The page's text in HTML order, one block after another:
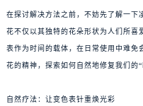
在探讨解决方法之前，不妨先了解一下
花不仅以其独特的花朵形状为人们所喜
表作为时间的载体，在日常使用中难免
花的精神，探索如何自然地修复我们的“
自然疗法：让变色表针重焕光彩